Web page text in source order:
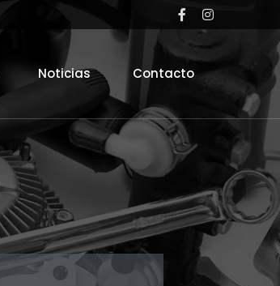
Noticias Contacto